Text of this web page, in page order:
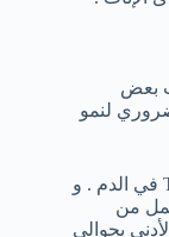
بعض
لنمو
في نفس الوقت ، تنخفض مستويات هرمون TSH في الدم . و
من
المعدلات الطبيعية . حيث ينخفض مستوى TSH الأدنى بحوالي